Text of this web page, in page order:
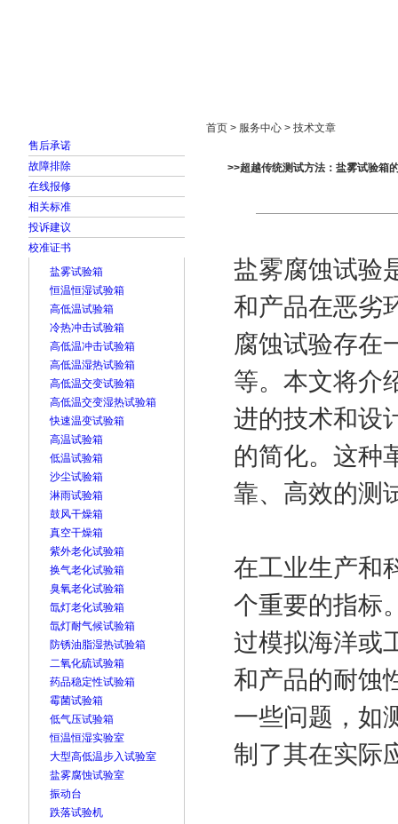
售后承诺
故障排除
在线报修
相关标准
投诉建议
校准证书
盐雾试验箱
恒温恒湿试验箱
高低温试验箱
冷热冲击试验箱
高低温冲击试验箱
高低温湿热试验箱
高低温交变试验箱
高低温交变湿热试验箱
快速温变试验箱
高温试验箱
低温试验箱
沙尘试验箱
淋雨试验箱
鼓风干燥箱
真空干燥箱
紫外老化试验箱
换气老化试验箱
臭氧老化试验箱
氙灯老化试验箱
氙灯耐气候试验箱
防锈油脂湿热试验箱
二氧化硫试验箱
药品稳定性试验箱
霉菌试验箱
低气压试验箱
恒温恒湿实验室
大型高低温步入试验室
盐雾腐蚀试验室
振动台
跌落试验机
首页 > 服务中心 > 技术文章
>>超越传统测试方法：盐雾试验箱
盐雾腐蚀试验
和产品在恶劣
腐蚀试验存在
等。本文将介
进的技术和设
的简化。这种
靠、高效的测
在工业生产和
个重要的指标
过模拟海洋或
和产品的耐蚀
一些问题，如
制了其在实际